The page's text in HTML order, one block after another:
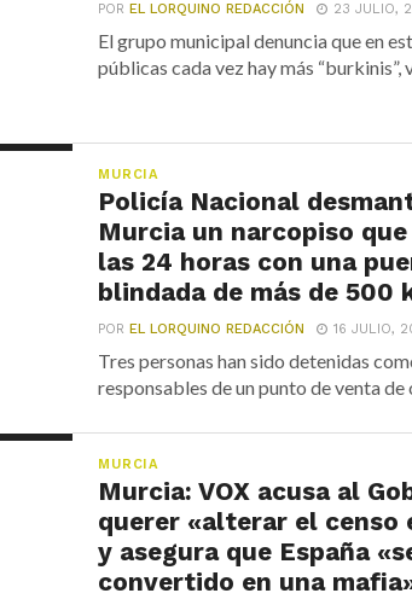
POREL LORQUINO REDACCIÓN 23 JULIO,
El grupo municipal denuncia que en
públicas cada vez hay más “burkinis”,
MURCIA
Policía Nacional
Murcia un narcopiso
las 24 horas con una
blindada de más de 500
POREL LORQUINO REDACCIÓN 16 JULIO,
Tres personas han sido detenidas
responsables de un punto de venta de
MURCIA
Murcia: VOX acusa al
querer «alterar el censo
y asegura que España
convertido en una